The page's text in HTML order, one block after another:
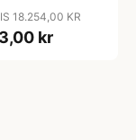
18.254,00 KR
kr